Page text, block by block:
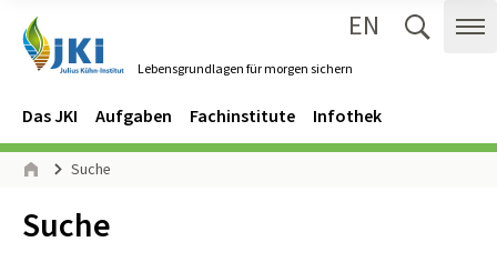
Lebensgrundlagen für morgen sichern
EN
Navigation
Hauptmenü
Das JKI Aufgaben Fachinstitute Infothek
Seitenpfad
Suche
Inhalt:
Suche